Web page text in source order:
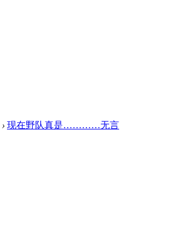
› 现在野队真是…………无言